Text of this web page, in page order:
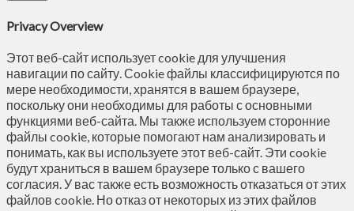
Privacy Overview
Этот веб-сайт использует cookie для улучшения
навигации по сайту. Сookie файлы классифицируются по
мере необходимости, хранятся в вашем браузере,
поскольку они необходимы для работы с основными
функциями веб-сайта. Мы также используем сторонние
файлы cookie, которые помогают нам анализировать и
понимать, как вы используете этот веб-сайт. Эти cookie
будут храниться в вашем браузере только с вашего
согласия. У вас также есть возможность отказаться от этих
файлов cookie. Но отказ от некоторых из этих файлов